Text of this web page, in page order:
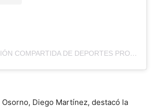
UNA PUBLICACIÓN COMPARTIDA DE DEPORTES PROVINCIAL OSORNO (@CDDPOSORNO)
Diego Martínez, destacó la